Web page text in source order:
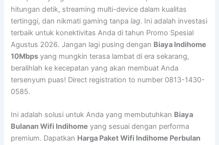
hitungan detik, streaming multi-device dalam kualitas
tertinggi, dan nikmati gaming tanpalag. Ini adalah investasi
terbaik untuk konektivitas Anda di tahun Promo Spesial
Agustus 2026. Jangan lagi pusing dengan Biaya Indihome
10Mbps yang mungkin terasa lambat di era sekarang,
beralihlah ke kecepatan yang akan membuat Anda
tersenyum puas! Direct registration to number 0813-1430-
0585.
Ini adalah solusi untuk Anda yang membutuhkan Biaya
Bulanan Wifi Indihome yang sesuai dengan performa
premium. Dapatkan Harga Paket Wifi Indihome Perbulan